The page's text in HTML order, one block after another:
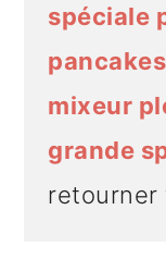
spéciale
pancakes
mixeur
grande
retourner